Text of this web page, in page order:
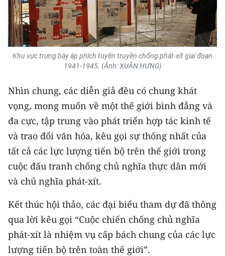
Khu vực trưng bày áp phích tuyên truyền chống phát-xít giai đoạn
1941-1945. (Ảnh: XUÂN HƯNG)
Nhìn chung, các diễn giả đều có chung khát
vọng, mong muốn về một thế giới bình đẳng và
đa cực, tập trung vào phát triển hợp tác kinh tế
và trao đổi văn hóa, kêu gọi sự thống nhất của
tất cả các lực lượng tiến bộ trên thế giới trong
cuộc đấu tranh chống chủ nghĩa thực dân mới
và chủ nghĩa phát-xít.
Kết thúc hội thảo, các đại biểu tham dự đã thông
qua lời kêu gọi “Cuộc chiến chống chủ nghĩa
phát-xít là nhiệm vụ cấp bách chung của các lực
lượng tiến bộ trên toàn thế giới”.